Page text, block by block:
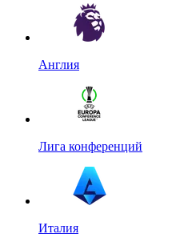
Англия
Лига конференций
Италия